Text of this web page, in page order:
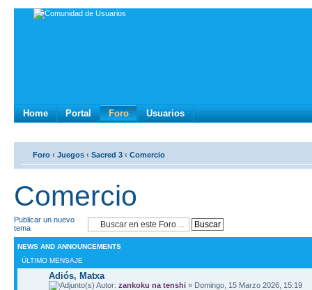
Home Portal Foro Usuarios
Foro ‹ Juegos ‹ Sacred 3 ‹ Comercio
Comercio
Publicar un nuevo
tema
NEWS AND ANNOUNCEMENTS
ÚLTIMO MENSAJE
Adiós, Matxa
Autor: zankoku na tenshi » Domingo, 15 Marzo 2026, 15:19